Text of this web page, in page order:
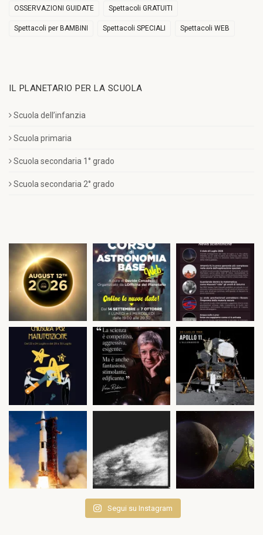
OSSERVAZIONI GUIDATE Spettacoli GRATUITI
Spettacoli per BAMBINI Spettacoli SPECIALI Spettacoli WEB
IL PLANETARIO PER LA SCUOLA
Scuola dell’infanzia
Scuola primaria
Scuola secondaria 1° grado
Scuola secondaria 2° grado
Segui su Instagram